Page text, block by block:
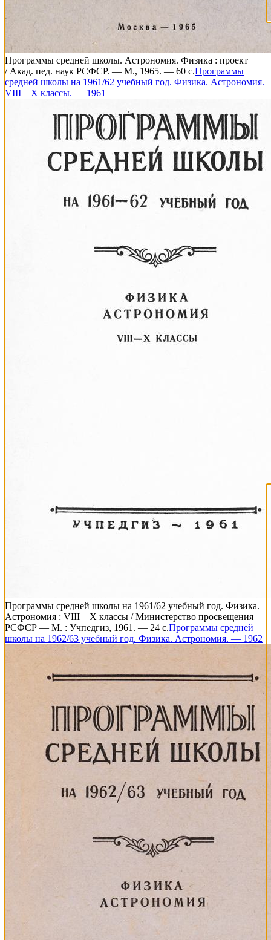
Программы средней школы. Астрономия. Физика : проект
/ Акад. пед. наук РСФСР. — М., 1965. — 60 с.Программы
средней школы на 1961/62 учебный год. Физика. Астрономия.
VIII—X классы. — 1961
Программы средней школы на 1961/62 учебный год. Физика.
Астрономия : VIII—X классы / Министерство просвещения
РСФСР — М. : Учпедгиз, 1961. — 24 с.Программы средней
школы на 1962/63 учебный год. Физика. Астрономия. — 1962